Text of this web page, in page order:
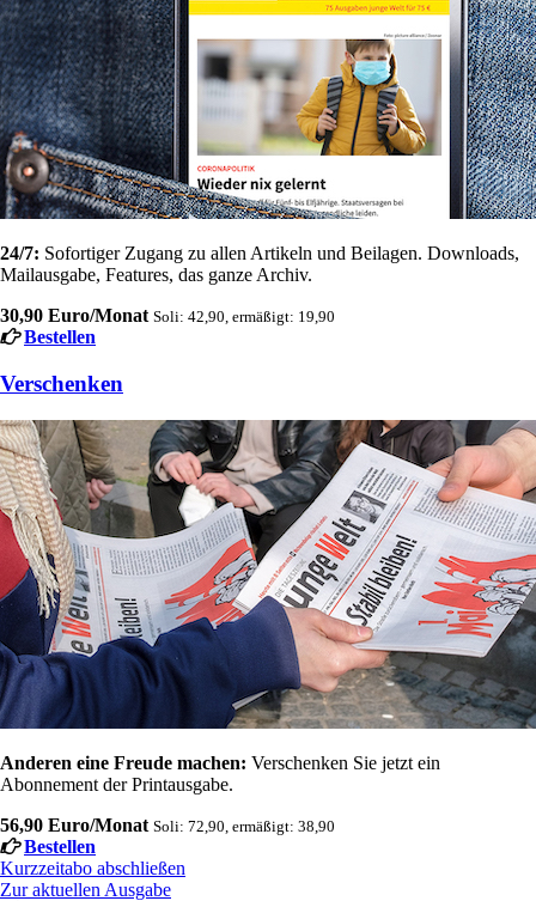
24/7: Sofortiger Zugang zu allen Artikeln und Beilagen. Downloads,
Mailausgabe, Features, das ganze Archiv.
30,90 Euro/Monat Soli: 42,90, ermäßigt: 19,90
Bestellen
Verschenken
Anderen eine Freude machen: Verschenken Sie jetzt ein
Abonnement der Printausgabe.
56,90 Euro/Monat Soli: 72,90, ermäßigt: 38,90
Bestellen
Kurzzeitabo abschließen
Zur aktuellen Ausgabe